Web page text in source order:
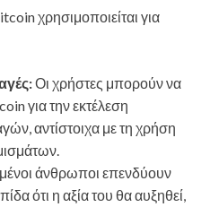
χρησιμοποιείται για
Οι χρήστες μπορούν να
για την εκτέλεση
αντίστοιχα με τη χρήση
άνθρωποι επενδύουν
ότι η αξία του θα αυξηθεί,